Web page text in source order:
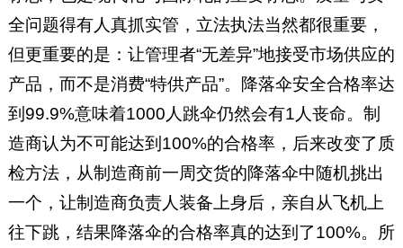
全问题得有人真抓实管，立法执法当然都很重要，
但更重要的是：让管理者“无差异”地接受市场供应的
产品，而不是消费“特供产品”。降落伞安全合格率达
到99.9%意味着1000人跳伞仍然会有1人丧命。制
造商认为不可能达到100%的合格率，后来改变了质
检方法，从制造商前一周交货的降落伞中随机挑出
一个，让制造商负责人装备上身后，亲自从飞机上
往下跳，结果降落伞的合格率真的达到了100%。所